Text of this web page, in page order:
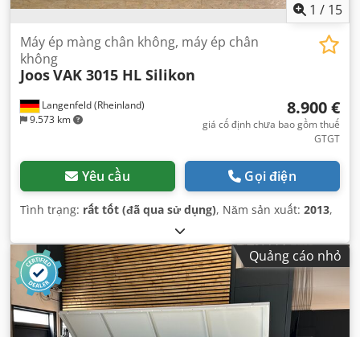
1 / 15
Langenfeld (Rheinland)
9.573 km
Máy ép màng chân không, máy ép chân
không
JoosVAK 3015 HL Silikon
8.900 €
giá cố định chưa bao gồm thuế
GTGT
Yêu cầu Gọi điện
Tình trạng: rất tốt (đã qua sử dụng), Năm sản xuất: 2013,
Quảng cáo nhỏ